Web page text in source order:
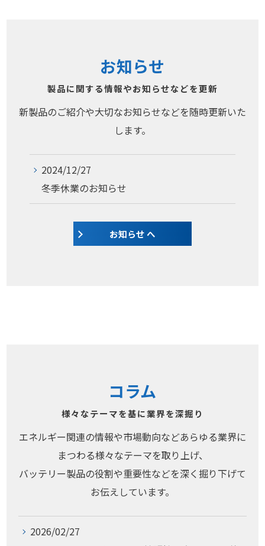
製品に関する情報やお知らせなどを更新
お知らせ
新製品のご紹介や大切なお知らせなどを随時更新いた
します。
2024/12/27
冬季休業のお知らせ
お知らせ へ
様々なテーマを基に業界を深掘り
コラム
エネルギー関連の情報や市場動向などあらゆる業界に
まつわる様々なテーマを取り上げ、
バッテリー製品の役割や重要性などを深く掘り下げて
お伝えしています。
2026/02/27